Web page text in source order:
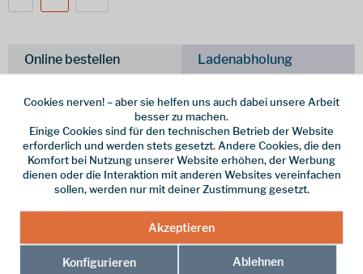
Online bestellen Ladenabholung
In den Warenkorb
Merken
Cookies nerven! – aber sie helfen uns auch dabei unsere Arbeit
besser zu machen.
Einige Cookies sind für den technischen Betrieb der Website
erforderlich und werden stets gesetzt. Andere Cookies, die den
Komfort bei Nutzung unserer Website erhöhen, der Werbung
dienen oder die Interaktion mit anderen Websites vereinfachen
sollen, werden nur mit deiner Zustimmung gesetzt.
Akzeptieren
Konfigurieren Ablehnen